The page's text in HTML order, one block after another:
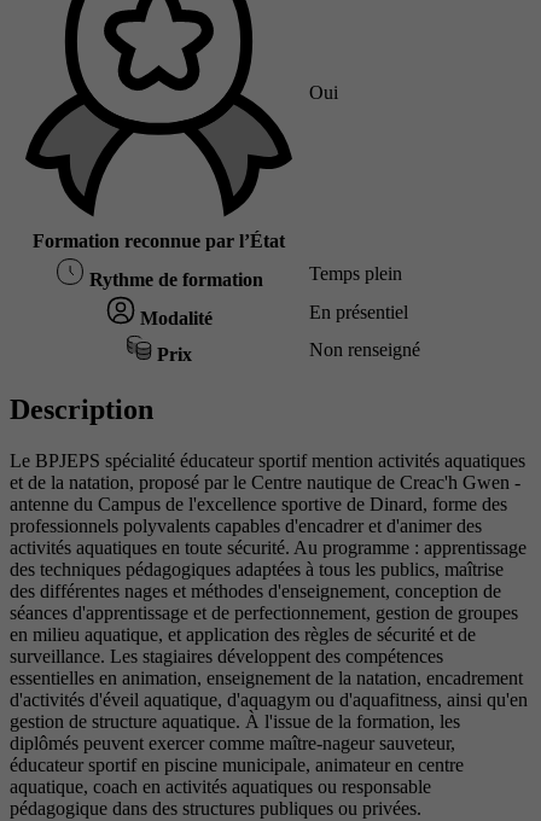
Formation reconnue par l’État
Oui
Rythme de formation Temps plein
Modalité En présentiel
Prix Non renseigné
Description
Le BPJEPS spécialité éducateur sportif mention activités aquatiques
et de la natation, proposé par le Centre nautique de Creac'h Gwen -
antenne du Campus de l'excellence sportive de Dinard, forme des
professionnels polyvalents capables d'encadrer et d'animer des
activités aquatiques en toute sécurité. Au programme : apprentissage
des techniques pédagogiques adaptées à tous les publics, maîtrise
des différentes nages et méthodes d'enseignement, conception de
séances d'apprentissage et de perfectionnement, gestion de groupes
en milieu aquatique, et application des règles de sécurité et de
surveillance. Les stagiaires développent des compétences
essentielles en animation, enseignement de la natation, encadrement
d'activités d'éveil aquatique, d'aquagym ou d'aquafitness, ainsi qu'en
gestion de structure aquatique. À l'issue de la formation, les
diplômés peuvent exercer comme maître-nageur sauveteur,
éducateur sportif en piscine municipale, animateur en centre
aquatique, coach en activités aquatiques ou responsable
pédagogique dans des structures publiques ou privées.